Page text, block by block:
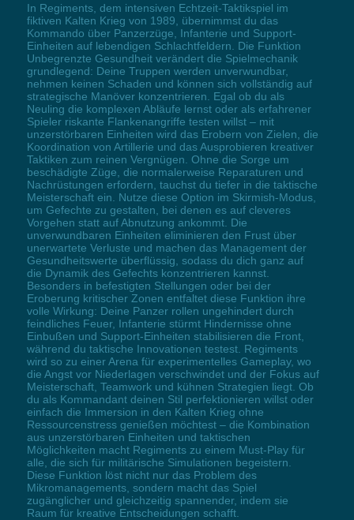
In Regiments, dem intensiven Echtzeit-Taktikspiel im
fiktiven Kalten Krieg von 1989, übernimmst du das
Kommando über Panzerzüge, Infanterie und Support-
Einheiten auf lebendigen Schlachtfeldern. Die Funktion
Unbegrenzte Gesundheit verändert die Spielmechanik
grundlegend: Deine Truppen werden unverwundbar,
nehmen keinen Schaden und können sich vollständig auf
strategische Manöver konzentrieren. Egal ob du als
Neuling die komplexen Abläufe lernst oder als erfahrener
Spieler riskante Flankenangriffe testen willst – mit
unzerstörbaren Einheiten wird das Erobern von Zielen, die
Koordination von Artillerie und das Ausprobieren kreativer
Taktiken zum reinen Vergnügen. Ohne die Sorge um
beschädigte Züge, die normalerweise Reparaturen und
Nachrüstungen erfordern, tauchst du tiefer in die taktische
Meisterschaft ein. Nutze diese Option im Skirmish-Modus,
um Gefechte zu gestalten, bei denen es auf cleveres
Vorgehen statt auf Abnutzung ankommt. Die
unverwundbaren Einheiten eliminieren den Frust über
unerwartete Verluste und machen das Management der
Gesundheitswerte überflüssig, sodass du dich ganz auf
die Dynamik des Gefechts konzentrieren kannst.
Besonders in befestigten Stellungen oder bei der
Eroberung kritischer Zonen entfaltet diese Funktion ihre
volle Wirkung: Deine Panzer rollen ungehindert durch
feindliches Feuer, Infanterie stürmt Hindernisse ohne
Einbußen und Support-Einheiten stabilisieren die Front,
während du taktische Innovationen testest. Regiments
wird so zu einer Arena für experimentelles Gameplay, wo
die Angst vor Niederlagen verschwindet und der Fokus auf
Meisterschaft, Teamwork und kühnen Strategien liegt. Ob
du als Kommandant deinen Stil perfektionieren willst oder
einfach die Immersion in den Kalten Krieg ohne
Ressourcenstress genießen möchtest – die Kombination
aus unzerstörbaren Einheiten und taktischen
Möglichkeiten macht Regiments zu einem Must-Play für
alle, die sich für militärische Simulationen begeistern.
Diese Funktion löst nicht nur das Problem des
Mikromanagements, sondern macht das Spiel
zugänglicher und gleichzeitig spannender, indem sie
Raum für kreative Entscheidungen schafft.